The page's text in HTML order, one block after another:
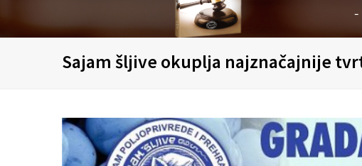
-
Sajam šljive okuplja najznačajnije